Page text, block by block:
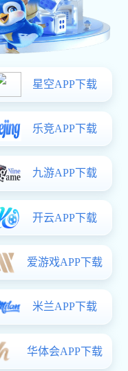
地址 留言
var
s.parentNode.insertBefore(hm,